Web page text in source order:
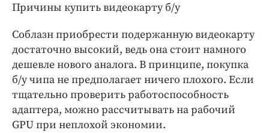
Причины купить видеокарту б/у
Соблазн приобрести подержанную видеокарту
достаточно высокий, ведь она стоит намного
дешевле нового аналога. В принципе, покупка
б/у чипа не предполагает ничего плохого. Если
тщательно проверить работоспособность
адаптера, можно рассчитывать на рабочий
GPU при неплохой экономии.